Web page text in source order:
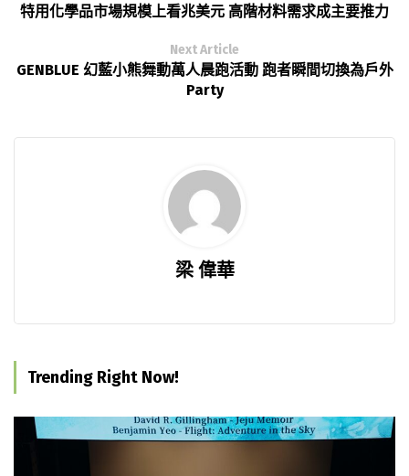
特用化學品市場規模上看兆美元 高階材料需求成主要推力
Next Article
GENBLUE 幻藍小熊舞動萬人晨跑活動 跑者瞬間切換為戶外
Party
梁 偉華
Trending Right Now!